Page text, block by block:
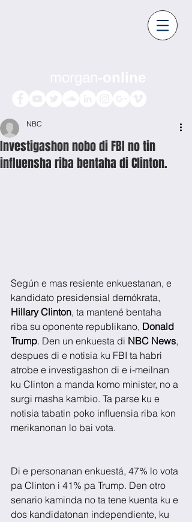
Investigashon nobo di FBI no tin
influensha riba bentaha di Clinton.
NBC
Según e mas resiente enkuestanan, e
kandidato presidensial demókrata,
Hillary Clinton, ta mantené bentaha
riba su oponente republikano, Donald
Trump. Den un enkuesta di NBC News,
despues di e notisia ku FBI ta habri
atrobe e investigashon di e i-meilnan
ku Clinton a manda komo minister, no a
surgi masha kambio. Ta parse ku e
notisia tabatin poko influensia riba kon
merikanonan lo bai vota.
Di e personanan enkuestá, 47% lo vota
pa Clinton i 41% pa Trump. Den otro
senario kaminda no ta tene kuenta ku e
dos kandidatonan independiente, ku